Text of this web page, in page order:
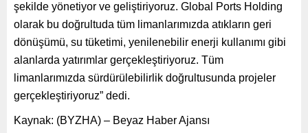
şekilde yönetiyor ve geliştiriyoruz. Global Ports Holding
olarak bu doğrultuda tüm limanlarımızda atıkların geri
dönüşümü, su tüketimi, yenilenebilir enerji kullanımı gibi
alanlarda yatırımlar gerçekleştiriyoruz. Tüm
limanlarımızda sürdürülebilirlik doğrultusunda projeler
gerçekleştiriyoruz” dedi.
Kaynak: (BYZHA) – Beyaz Haber Ajansı